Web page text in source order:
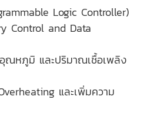
Logic Controller)
Control and Data
และปริมาณเชื้อเพลิง
และเพิ่มความ